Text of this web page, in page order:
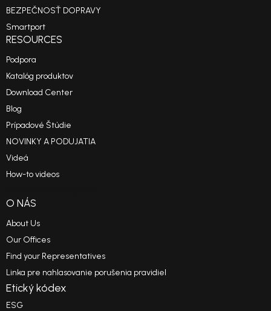
BEZPEČNOSŤ DOPRAVY
Smartport
RESOURCES
Podpora
Katalóg produktov
Download Center
Blog
Prípadové Štúdie
NOVINKY A PODUJATIA
Videá
How-to videos
O NÁS
About Us
Our Offices
Find your Representatives
Linka pre nahlasovanie porušenia pravidiel
Etický kódex
ESG